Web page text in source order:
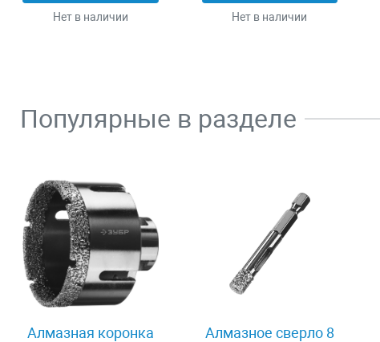
Нет в наличии Нет в наличии
Популярные в разделе
Алмазная коронка
Алмазное сверло 8